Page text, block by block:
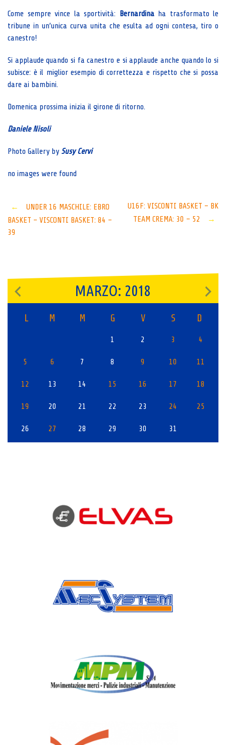
Come sempre vince la sportività: Bernardinaha trasformato le
tribune in un’unica curva unita che esulta ad ogni contesa, tiro o
canestro!
Si applaude quando si fa canestro e si applaude anche quando lo si
subisce: è il miglior esempio di correttezza e rispetto che si possa
dare ai bambini.
Domenica prossima inizia il girone di ritorno.
Daniele Nisoli
Photo Gallery by Susy Cervi
no images were found
Post
navigation
←
UNDER 16 MASCHILE: EBRO
BASKET – VISCONTI BASKET: 84 –
39
U16F: VISCONTI BASKET – BK
TEAM CREMA: 30 – 52
→
MARZO: 2018
L M M G V S D
1 2 3 4
5 6 7 8 9 10 11
12 13 14 15 16 17 18
19 20 21 22 23 24 25
26 27 28 29 30 31